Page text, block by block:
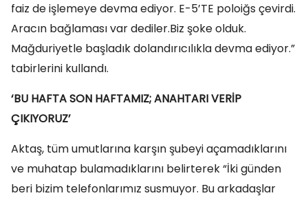
faiz de işlemeye devma ediyor. E-5’TE poloiğs çevirdi.
Aracın bağlaması var dediler.Biz şoke olduk.
Mağduriyetle başladık dolandırıcılıkla devma ediyor.”
tabirlerini kullandı.
‘BU HAFTA SON HAFTAMIZ; ANAHTARI VERİP
ÇIKIYORUZ’
Aktaş, tüm umutlarına karşın şubeyi açamadıklarını
ve muhatap bulamadıklarını belirterek “İki günden
beri bizim telefonlarımız susmuyor. Bu arkadaşlar